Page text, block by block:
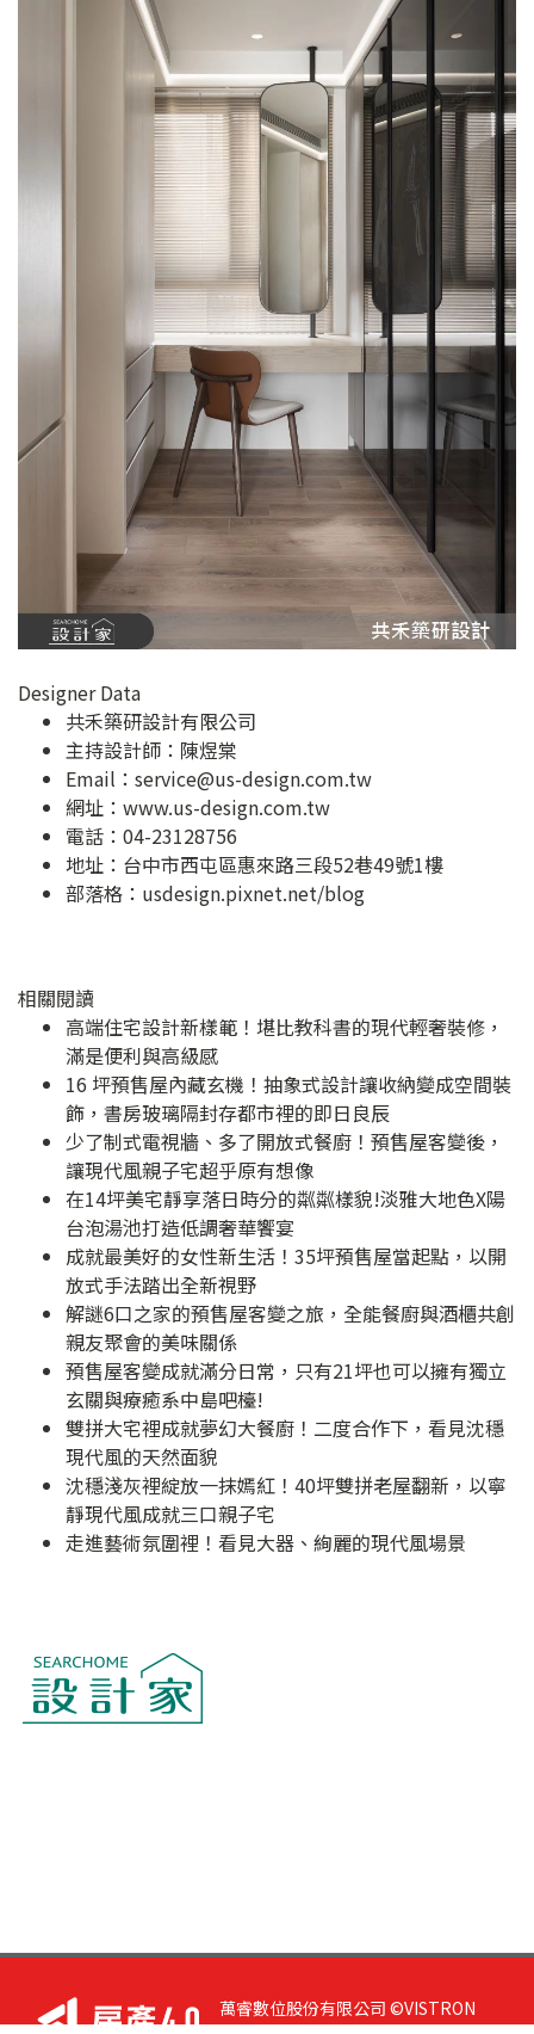
Designer Data
共禾築研設計有限公司
主持設計師：陳煜棠
Email： service@us-design.com.tw
網址： www.us-design.com.tw
電話：04-23128756
地址： 台中市西屯區惠來路三段52巷49號1樓
部落格： usdesign.pixnet.net/blog
相關閱讀
高端住宅設計新樣範！堪比教科書的現代輕奢裝修，
滿是便利與高級感
16 坪預售屋內藏玄機！抽象式設計讓收納變成空間裝
飾，書房玻璃隔封存都市裡的即日良辰
少了制式電視牆、多了開放式餐廚！預售屋客變後，
讓現代風親子宅超乎原有想像
在14坪美宅靜享落日時分的粼粼樣貌!淡雅大地色X陽
台泡湯池打造低調奢華饗宴
成就最美好的女性新生活！35坪預售屋當起點，以開
放式手法踏出全新視野
解謎6口之家的預售屋客變之旅，全能餐廚與酒櫃共創
親友聚會的美味關係
預售屋客變成就滿分日常，只有21坪也可以擁有獨立
玄關與療癒系中島吧檯!
雙拼大宅裡成就夢幻大餐廚！二度合作下，看見沈穩
現代風的天然面貌
沈穩淺灰裡綻放一抹嫣紅！40坪雙拼老屋翻新，以寧
靜現代風成就三口親子宅
走進藝術氛圍裡！看見大器、絢麗的現代風場景
萬睿數位股份有限公司 ©VISTRON